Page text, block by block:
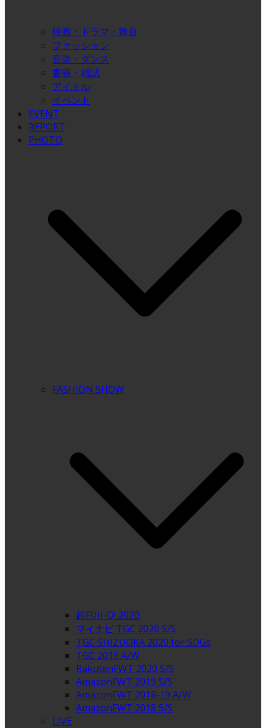
映画・ドラマ・舞台
ファッション
音楽・ダンス
書籍・雑誌
アイドル
イベント
EVENT
REPORT
PHOTO
FASHION SHOW
超FUJI-Q! 2020
マイナビ TGC 2020 S/S
TGC SHIZUOKA 2020 for SDGs
TGC 2019 A/W
RakutenFWT 2020 S/S
AmazonFWT 2019 S/S
AmazonFWT 2018-19 A/W
AmazonFWT 2018 S/S
LIVE